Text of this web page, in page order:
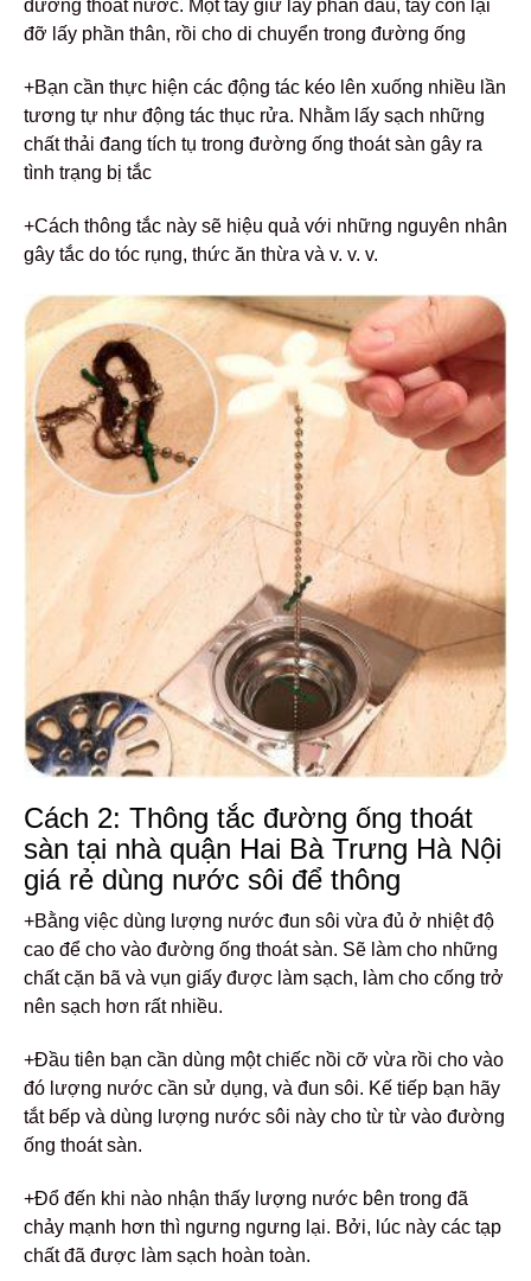
đường thoát nước. Một tay giữ lấy phần đầu, tay còn lại
đỡ lấy phần thân, rồi cho di chuyển trong đường ống
+Bạn cần thực hiện các động tác kéo lên xuống nhiều lần
tương tự như động tác thục rửa. Nhằm lấy sạch những
chất thải đang tích tụ trong đường ống thoát sàn gây ra
tình trạng bị tắc
+Cách thông tắc này sẽ hiệu quả với những nguyên nhân
gây tắc do tóc rụng, thức ăn thừa và v. v. v.
Cách 2: Thông tắc đường ống thoát
sàn tại nhà quận Hai Bà Trưng Hà Nội
giá rẻ dùng nước sôi để thông
+Bằng việc dùng lượng nước đun sôi vừa đủ ở nhiệt độ
cao để cho vào đường ống thoát sàn. Sẽ làm cho những
chất cặn bã và vụn giấy được làm sạch, làm cho cống trở
nên sạch hơn rất nhiều.
+Đầu tiên bạn cần dùng một chiếc nồi cỡ vừa rồi cho vào
đó lượng nước cần sử dụng, và đun sôi. Kế tiếp bạn hãy
tắt bếp và dùng lượng nước sôi này cho từ từ vào đường
ống thoát sàn.
+Đổ đến khi nào nhận thấy lượng nước bên trong đã
chảy mạnh hơn thì ngưng ngưng lại. Bởi, lúc này các tạp
chất đã được làm sạch hoàn toàn.